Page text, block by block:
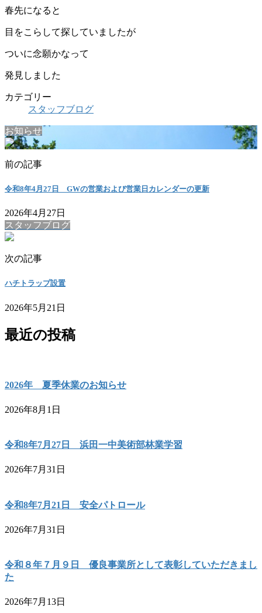
春先になると
目をこらして探していましたが
ついに念願かなって
発見しました
カテゴリー
スタッフブログ
お知らせ
前の記事
令和8年4月27日 GWの営業および営業日カレンダーの更新
2026年4月27日
スタッフブログ
次の記事
ハチトラップ設置
2026年5月21日
最近の投稿
2026年 夏季休業のお知らせ
2026年8月1日
令和8年7月27日 浜田一中美術部林業学習
2026年7月31日
令和8年7月21日 安全パトロール
2026年7月31日
令和８年７月９日 優良事業所として表彰していただきまし
た
2026年7月13日